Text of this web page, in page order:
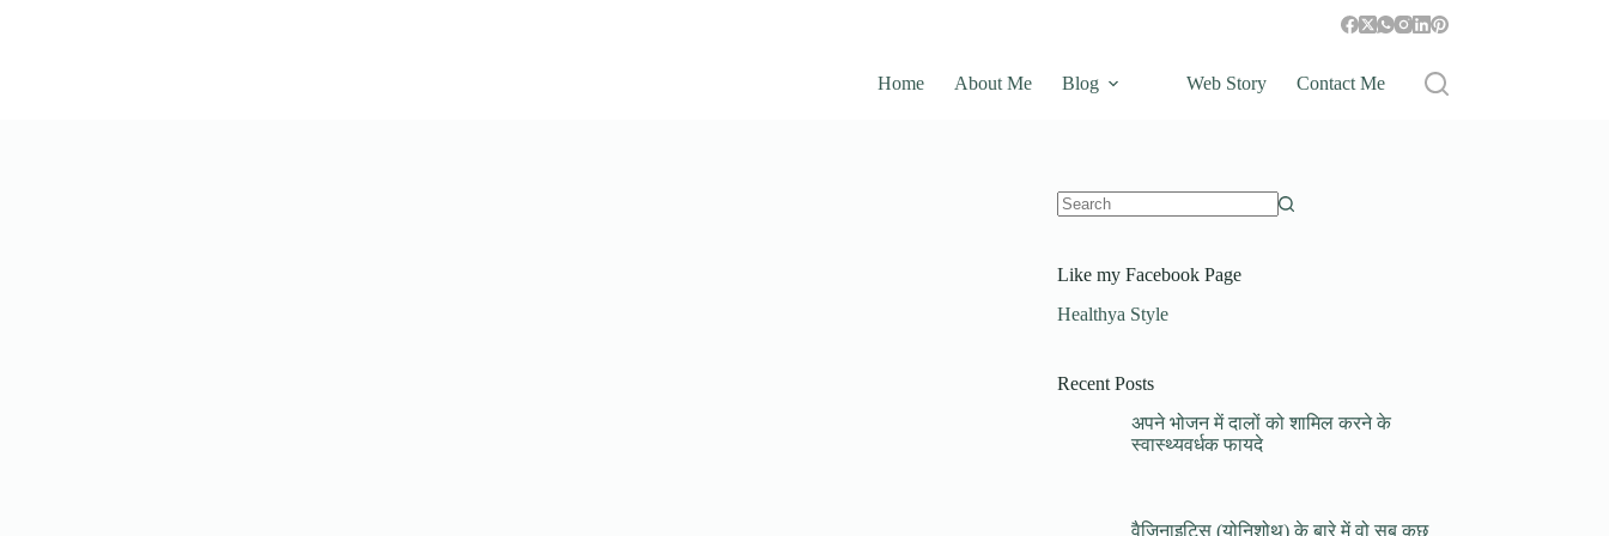
Home About Me Blog Web Story Contact Me
Like my Facebook Page
Healthya Style
Recent Posts
अपने भोजन में दालों को शामिल करने के
स्वास्थ्यवर्धक फायदे
वैजिनाइटिस (योनिशोथ) के बारे में वो सब कुछ